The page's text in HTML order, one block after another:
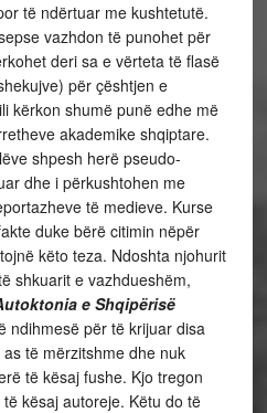
të ndërtuar me kushtetutë.
vazhdon të punohet për
deri sa e vërteta të flasë
për çështjen e
kërkon shumë punë edhe më
akademike shqiptare.
shpesh herë pseudo-
dhe i përkushtohen me
të medieve. Kurse
duke bërë citimin nëpër
këto teza. Ndoshta njohurit
shkuarit e vazhdueshëm,
e Shqipërisë
ndihmesë për të krijuar disa
të mërzitshme dhe nuk
të kësaj fushe. Kjo tregon
kësaj autoreje. Këtu do të